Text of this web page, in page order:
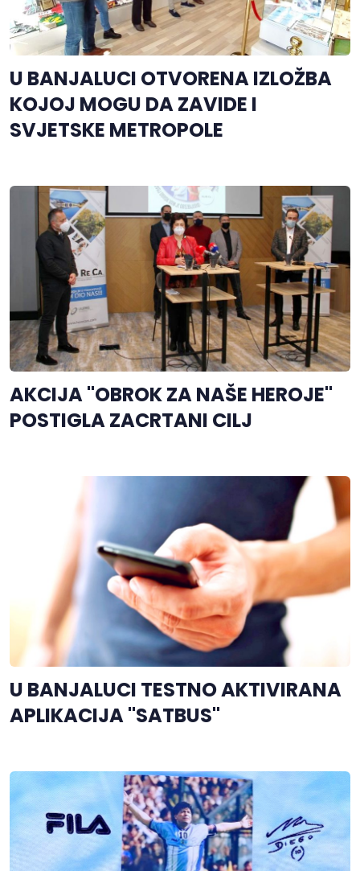
U BANJALUCI OTVORENA IZLOŽBA
KOJOJ MOGU DA ZAVIDE I
SVJETSKE METROPOLE
AKCIJA "OBROK ZA NAŠE HEROJE"
POSTIGLA ZACRTANI CILJ
U BANJALUCI TESTNO AKTIVIRANA
APLIKACIJA "SATBUS"